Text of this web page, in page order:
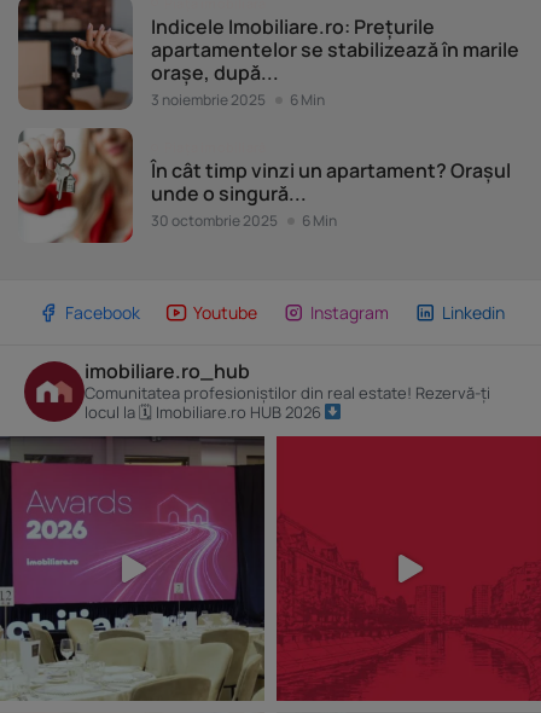
Indicele Imobiliare.ro: Prețurile
apartamentelor se stabilizează în marile
orașe, după...
3 noiembrie 2025 6 Min
În cât timp vinzi un apartament? Orașul
unde o singură...
30 octombrie 2025 6 Min
Facebook Youtube Instagram Linkedin
imobiliare.ro_hub
Comunitatea profesioniștilor din real estate! Rezervă-ți
locul la 🗓 Imobiliare.ro HUB 2026